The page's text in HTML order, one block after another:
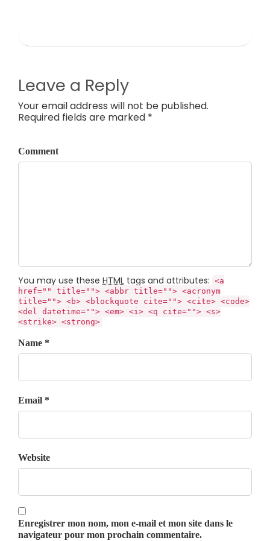
Leave a Reply
Your email address will not be published.
Required fields are marked *
Comment
You may use these HTML tags and attributes: <a
href="" title=""> <abbr title=""> <acronym
title=""> <b> <blockquote cite=""> <cite> <code>
<del datetime=""> <em> <i> <q cite=""> <s>
<strike> <strong>
Name *
Email *
Website
Enregistrer mon nom, mon e-mail et mon site dans le
navigateur pour mon prochain commentaire.